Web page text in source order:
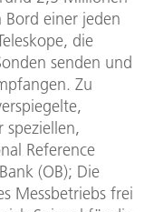
einer jeden
die
senden und
Zu
speziellen,
Reference
(OB); Die
Messbetriebs frei